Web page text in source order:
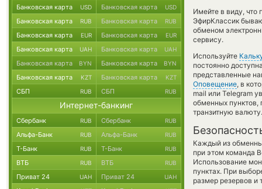
Имейте в виду, что
ЭфирКлассик
обменом
сервису.
Используйте
постоянно
представленные
Оповещение, в
mail или Telegram
обменных
транзитную валюту.
Каждый из
при этом команда
Использование
пунктах. При
размер резервов и
Банковская карта USD Банковская карта USD
Банковская карта RUB Банковская карта RUB
Банковская карта EUR Банковская карта EUR
Банковская карта UAH Банковская карта UAH
Банковская карта BYN Банковская карта BYN
Банковская карта KZT Банковская карта KZT
СБП RUB СБП RUB
Интернет-банкинг
Сбербанк RUB Сбербанк RUB
Альфа-Банк RUB Альфа-Банк RUB
Т-Банк RUB Т-Банк RUB
ВТБ RUB ВТБ RUB
Приват 24 UAH Приват 24 UAH